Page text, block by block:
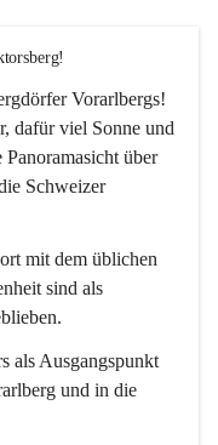
Vorarlbergs!
dafür viel Sonne und
über
Schweizer
mit dem üblichen
sind als
als Ausgangspunkt
und in die